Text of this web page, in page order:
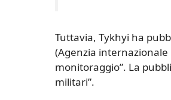
Tuttavia, Tykhyi ha
(Agenzia
monitoraggio”. La
militari”.